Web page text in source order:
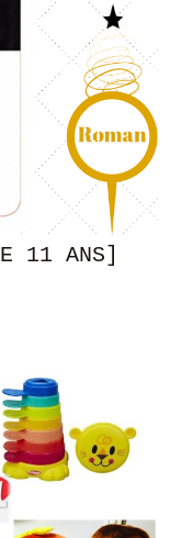
11 ANS]